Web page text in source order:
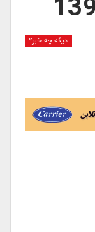
دیگه چه خبر؟